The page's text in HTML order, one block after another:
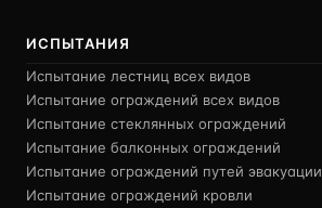
ИСПЫТАНИЯ
Испытание лестниц всех видов
Испытание ограждений всех видов
Испытание стеклянных ограждений
Испытание балконных ограждений
Испытание ограждений путей эвакуации
Испытание ограждений кровли